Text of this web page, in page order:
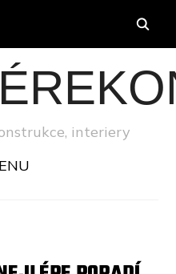
interiery